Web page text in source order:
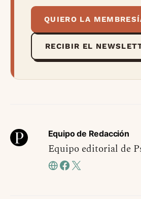
QUIERO LA
RECIBIR EL
Equipo de Redacción
Equipo editorial de